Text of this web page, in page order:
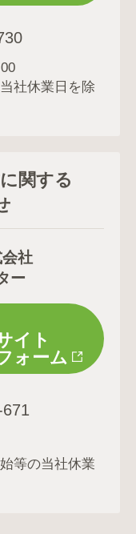
社休業日を除
関する
社
ー
イト
ォーム
等の当社休業